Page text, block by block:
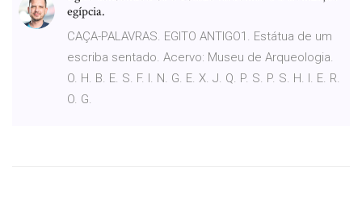
egípcia.
CAÇA-PALAVRAS. EGITO ANTIGO1. Estátua de um
escriba sentado. Acervo: Museu de Arqueologia.
O. H. B. E. S. F. I. N. G. E. X. J. Q. P. S. P. S. H. I. E. R.
O. G.